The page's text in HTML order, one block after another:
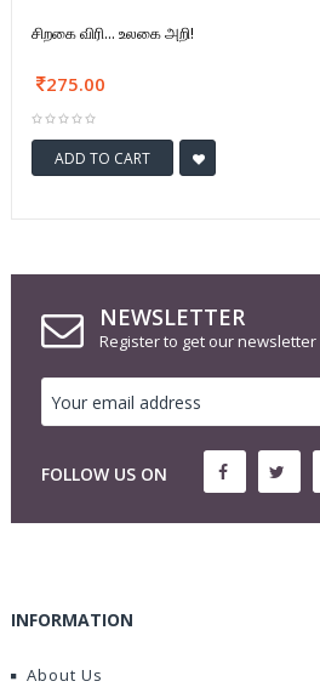
சிறகை விரி... உலகை அறி!
275.00
ADD TO CART
NEWSLETTER
Register to get our newsletter
FOLLOW US ON
INFORMATION
About Us